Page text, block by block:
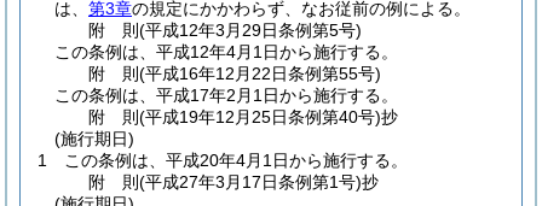
は、 第3章の規定にかかわらず、なお従前の例による。
附 則(平成12年3月29日条例第5号)
この条例は、平成12年4月1日から施行する。
附 則(平成16年12月22日条例第55号)
この条例は、平成17年2月1日から施行する。
附 則(平成19年12月25日条例第40号)抄
(施行期日)
1
この条例は、平成20年4月1日から施行する。
附 則(平成27年3月17日条例第1号)抄